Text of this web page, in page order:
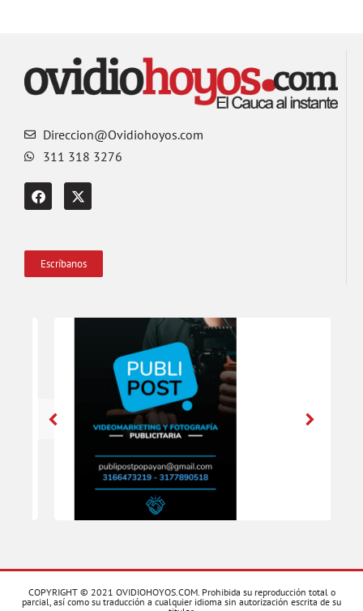
Direccion@Ovidiohoyos.com
311 318 3276
Escríbanos
COPYRIGHT © 2021 OVIDIOHOYOS.COM. Prohibida su reproducción total o
parcial, así como su traducción a cualquier idioma sin autorización escrita de su